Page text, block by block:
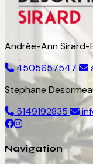
Andrée-Ann Sirard-
4505657547
Stephane
5149192835
Navigation